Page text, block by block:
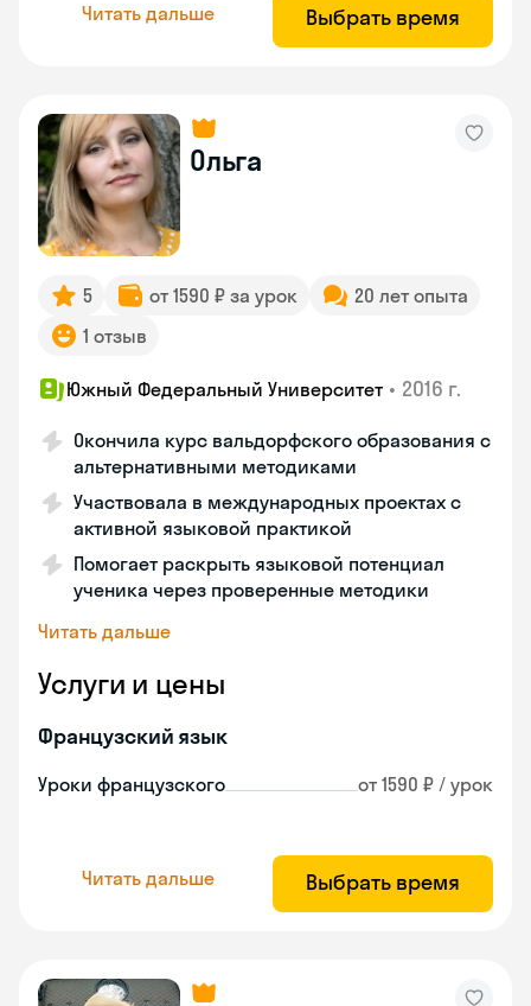
Читать дальше Выбрать время
Ольга
5 от 1590 ₽ за урок
20 лет опыта
1 отзыв
Южный Федеральный Университет • 2016 г.
Окончила курс вальдорфского образования с
альтернативными методиками
Участвовала в международных проектах с
активной языковой практикой
Помогает раскрыть языковой потенциал
ученика через проверенные методики
Читать дальше
Услуги и цены
Французский язык
Уроки французского от 1590 ₽ / урок
Читать дальше Выбрать время